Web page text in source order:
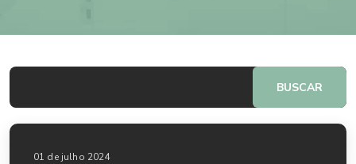
BUSCAR
01 de julho 2024